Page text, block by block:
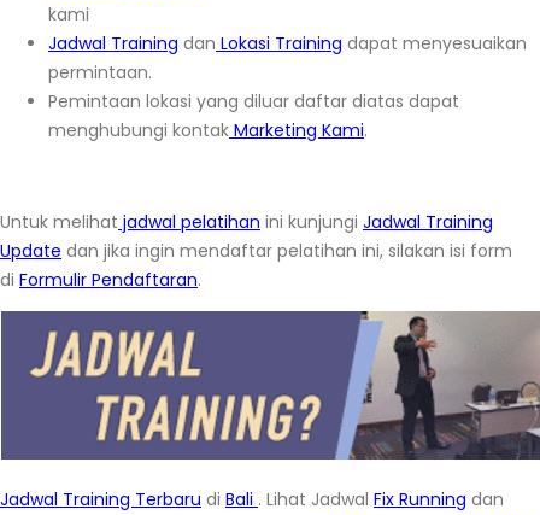
kami
Jadwal Training dan Lokasi Training dapat menyesuaikan
permintaan.
Pemintaan lokasi yang diluar daftar diatas dapat
menghubungi kontak Marketing Kami.
Untuk melihat jadwal pelatihan ini kunjungi Jadwal Training
Update dan jika ingin mendaftar pelatihan ini, silakan isi form
di Formulir Pendaftaran.
Jadwal Training Terbaru di Bali . Lihat Jadwal Fix Running dan